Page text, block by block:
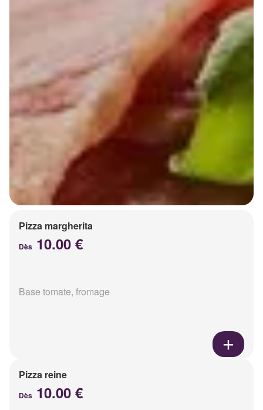
Pizza margherita
Dès 10.00 €
Base tomate, fromage
Pizza reine
Dès 10.00 €